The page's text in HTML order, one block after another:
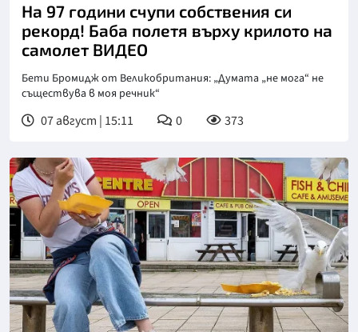
На 97 години счупи собствения си
рекорд! Баба полетя върху крилото на
самолет ВИДЕО
Бети Бромидж от Великобритания: „Думата „не мога“ не
съществува в моя речник“
07 август | 15:11 0 373